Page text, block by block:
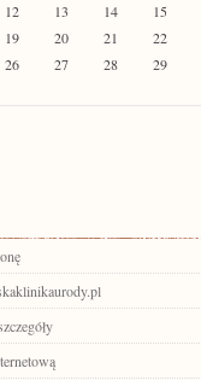
12 13 14 15
19 20 21 22
26 27 28 29